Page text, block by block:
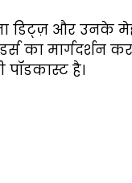
डिट्ज़ और
का मार्गदर्शन
है।